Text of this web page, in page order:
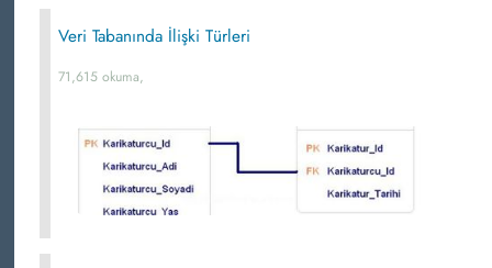
Veri Tabanında İlişki Türleri
71,615 okuma,